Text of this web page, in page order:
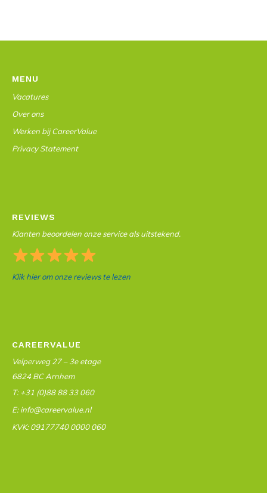
MENU
Vacatures
Over ons
Werken bij CareerValue
Privacy Statement
REVIEWS
Klanten beoordelen onze service als uitstekend.
Klik hier om onze reviews te lezen
CAREERVALUE
Velperweg 27 – 3e etage
6824 BC Arnhem
T: +31 (0)88 88 33 060
E: info@careervalue.nl
KVK: 09177740 0000 060